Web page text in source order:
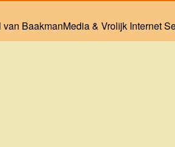
van BaakmanMedia& Vrolijk Internet